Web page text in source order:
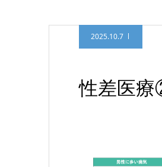
2025.10.7
性差医